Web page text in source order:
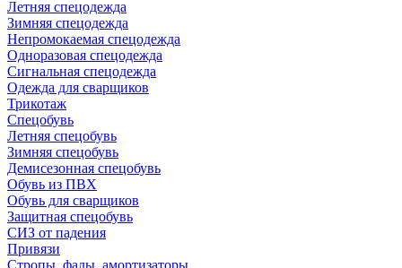
Летняя спецодежда
Зимняя спецодежда
Непромокаемая спецодежда
Одноразовая спецодежда
Сигнальная спецодежда
Одежда для сварщиков
Трикотаж
Спецобувь
Летняя спецобувь
Зимняя спецобувь
Демисезонная спецобувь
Обувь из ПВХ
Обувь для сварщиков
Защитная спецобувь
СИЗ от падения
Привязи
Стропы, фалы, амортизаторы